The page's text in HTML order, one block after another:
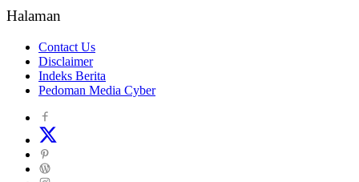
Halaman
Contact Us
Disclaimer
Indeks Berita
Pedoman Media Cyber